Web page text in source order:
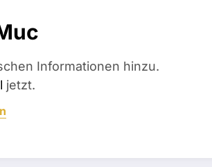
Informationen hinzu.
jetzt.